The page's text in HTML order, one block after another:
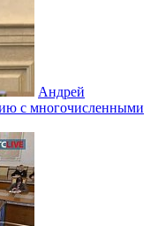
Андрей
с многочисленными